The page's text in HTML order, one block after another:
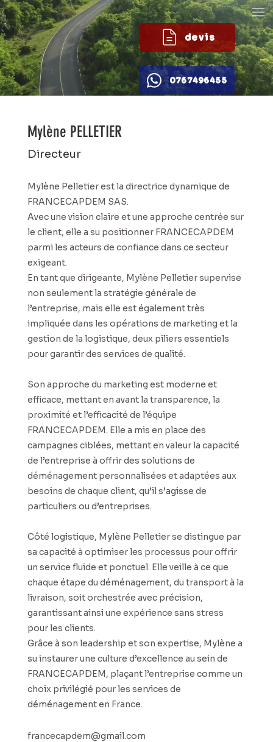
devis
0767496455
Mylène PELLETIER
Directeur
Mylène Pelletier est la directrice dynamique de
FRANCECAPDEM SAS.
Avec une vision claire et une approche centrée sur
le client, elle a su positionner FRANCECAPDEM
parmi les acteurs de confiance dans ce secteur
exigeant.
En tant que dirigeante, Mylène Pelletier supervise
non seulement la stratégie générale de
l’entreprise, mais elle est également très
impliquée dans les opérations de marketing et la
gestion de la logistique, deux piliers essentiels
pour garantir des services de qualité.
Son approche du marketing est moderne et
efficace, mettant en avant la transparence, la
proximité et l’efficacité de l’équipe
FRANCECAPDEM. Elle a mis en place des
campagnes ciblées, mettant en valeur la capacité
de l’entreprise à offrir des solutions de
déménagement personnalisées et adaptées aux
besoins de chaque client, qu’il s’agisse de
particuliers ou d’entreprises.
Côté logistique, Mylène Pelletier se distingue par
sa capacité à optimiser les processus pour offrir
un service fluide et ponctuel. Elle veille à ce que
chaque étape du déménagement, du transport à la
livraison, soit orchestrée avec précision,
garantissant ainsi une expérience sans stress
pour les clients.
Grâce à son leadership et son expertise, Mylène a
su instaurer une culture d’excellence au sein de
FRANCECAPDEM, plaçant l’entreprise comme un
choix privilégié pour les services de
déménagement en France.
francecapdem@gmail.com